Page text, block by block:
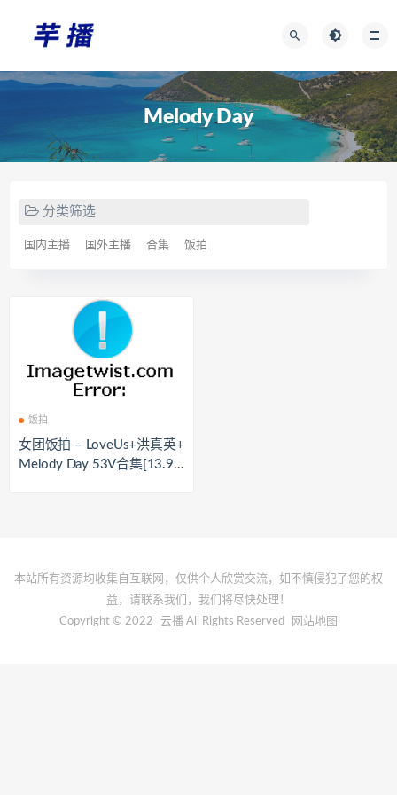
Melody Day
分类筛选
国内主播 国外主播 合集 饭拍
饭拍
女团饭拍 – LoveUs+洪真英+
Melody Day 53V合集[13.9G
本站所有资源均收集自互联网，仅供个人欣赏交流，如不慎侵犯了您的权
益，请联系我们，我们将尽快处理！
Copyright © 2022
云播 All Rights Reserved 网站地图